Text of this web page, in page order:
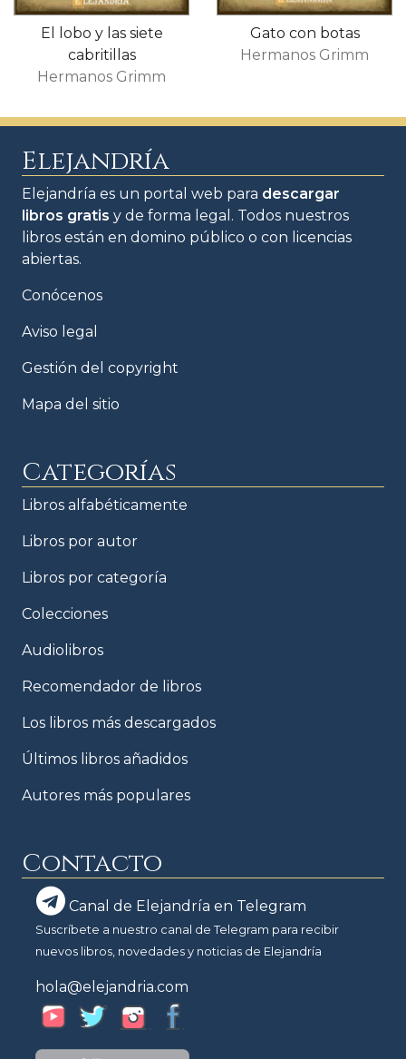
El lobo y las siete
cabritillas
Hermanos Grimm
Gato con botas
Hermanos Grimm
Elejandría
Elejandría es un portal web para descargar
libros gratis y de forma legal. Todos nuestros
libros están en domino público o con licencias
abiertas.
Conócenos
Aviso legal
Gestión del copyright
Mapa del sitio
Categorías
Libros alfabéticamente
Libros por autor
Libros por categoría
Colecciones
Audiolibros
Recomendador de libros
Los libros más descargados
Últimos libros añadidos
Autores más populares
Contacto
Canal de Elejandría en Telegram
Suscríbete a nuestro canal de Telegram para recibir
nuevos libros, novedades y noticias de Elejandría
hola@elejandria.com